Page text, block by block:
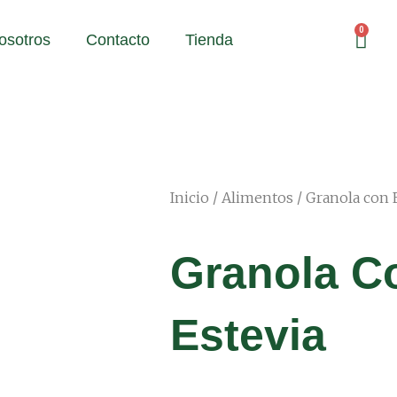
Contacto Tienda Cart
Inicio / Alimentos / Granola con
Granola
Estevia